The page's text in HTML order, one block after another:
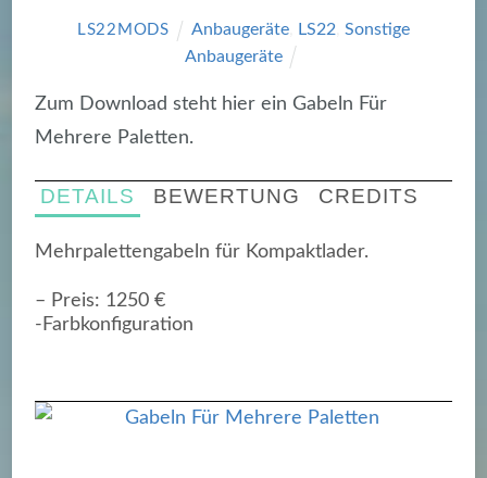
LS22MODS Anbaugeräte LS22 ,Sonstige
Anbaugeräte
Zum Download steht hier ein Gabeln Für
Mehrere Paletten.
DETAILS BEWERTUNG CREDITS
Mehrpalettengabeln für Kompaktlader.
– Preis: 1250 €
-Farbkonfiguration